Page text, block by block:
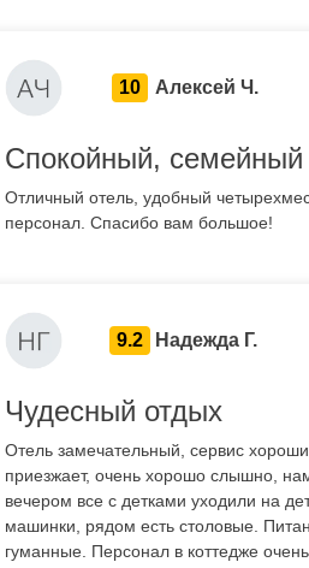
10 Алексей Ч.
Спокойный, семейный
Отличный отель, удобный
персонал. Спасибо вам большое!
9.2 Надежда Г.
Чудесный отдых
Отель замечательный, сервис
приезжает, очень хорошо слышно,
вечером все с детками уходили на
машинки, рядом есть столовые.
гуманные. Персонал в коттедже